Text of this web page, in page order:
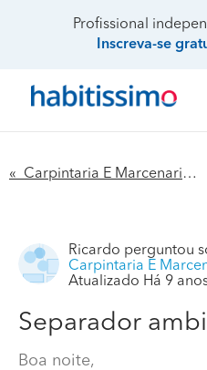
Profissional
Inscreva-se
« Carpintaria E Marcenaria
Ricardo perguntou
Carpintaria E
Atualizado Há 9
Separador
Boa noite,